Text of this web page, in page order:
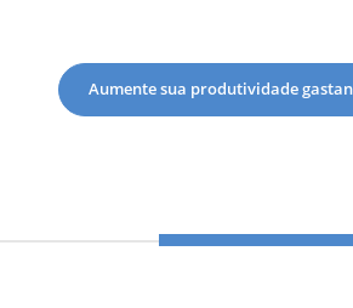
Aumente sua produtividade